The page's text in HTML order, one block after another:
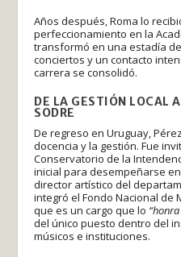
Años después, Roma lo
perfeccionamiento en la
transformó en una estadía
conciertos y un contacto
carrera se consolidó.
DE LA GESTIÓN LOCAL
SODRE
De regreso en Uruguay,
docencia y la gestión. Fue
Conservatorio de la
inicial para desempeñarse
director artístico del
integró el Fondo Nacional de
que es un cargo que lo
del único puesto dentro del
músicos e instituciones.